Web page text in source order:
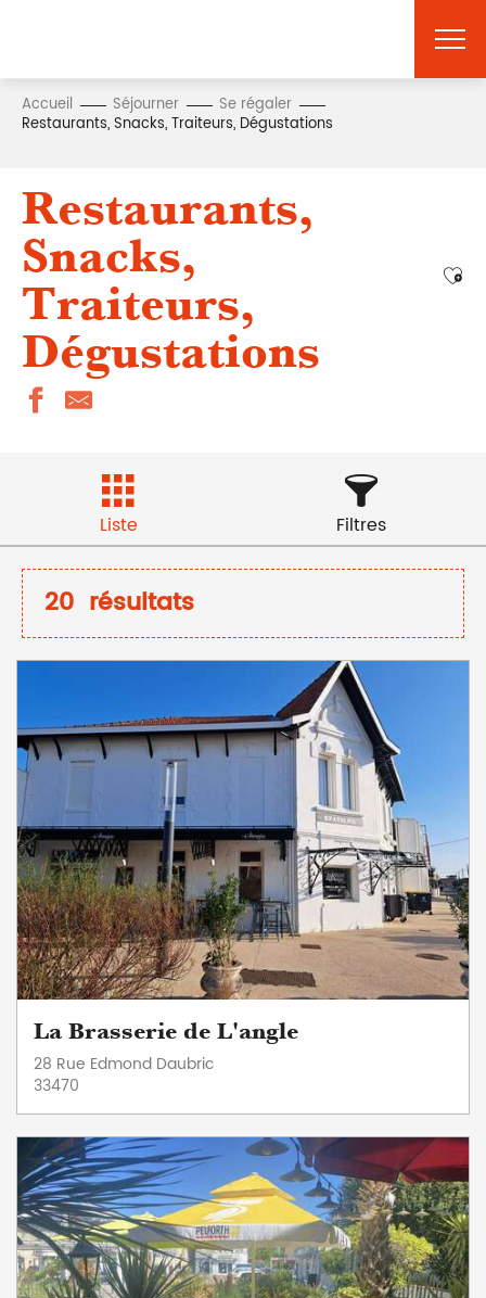
principal
Accueil Séjourner
Se régaler
Restaurants, Snacks, Traiteurs, Dégustations
Restaurants,
Snacks,
Traiteurs,
Dégustations
Liste Filtres
20 résultats
La Brasserie de L'angle
28 Rue Edmond Daubric
33470